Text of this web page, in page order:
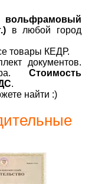
вольфрамовый
в любой город
товары КЕДР.
документов.
Стоимость
.
найти :)